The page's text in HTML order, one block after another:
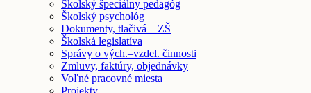
Školský špeciálny pedagóg
Školský psychológ
Dokumenty, tlačivá – ZŠ
Školská legislatíva
Správy o vých.–vzdel. činnosti
Zmluvy, faktúry, objednávky
Voľné pracovné miesta
Projekty